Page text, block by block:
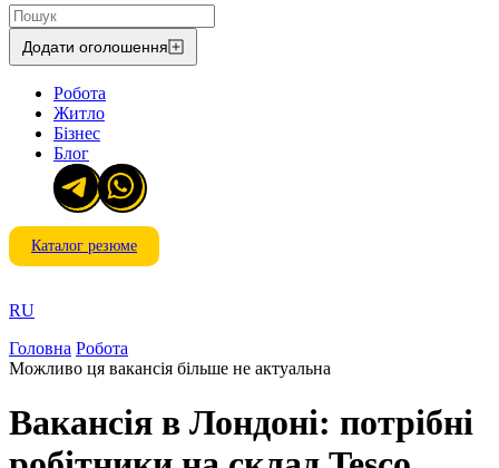
Додати оголошення
Робота
Житло
Бізнес
Блог
Каталог резюме
RU
Головна Робота
Можливо ця вакансія більше не актуальна
Вакансія в Лондоні: потрібні